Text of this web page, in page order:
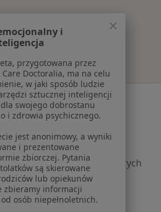
Najpopularniejsze
Serwis
Regulamin
pacjentów
profesjonalistów
dla profesjonalistów, których
samodzielnie
cookies
wyniki wyszukiwania
i
przygotowana przez
Care Doctoralia, ma na celu
w jaki sposób ludzie
sztucznej inteligencji
swojego dobrostanu
i zdrowia psychicznego.
jest anonimowy, a wyniki
i prezentowane
zbiorczej. Pytania
są skierowane
lub opiekunów
zbieramy informacji
osób niepełnoletnich.